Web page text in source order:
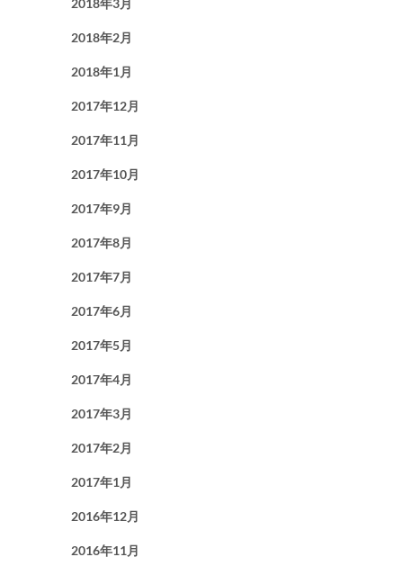
2018年3月
2018年2月
2018年1月
2017年12月
2017年11月
2017年10月
2017年9月
2017年8月
2017年7月
2017年6月
2017年5月
2017年4月
2017年3月
2017年2月
2017年1月
2016年12月
2016年11月